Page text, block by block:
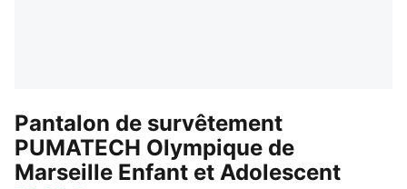
Pantalon de survêtement
PUMATECH Olympique de
Marseille Enfant et Adolescent